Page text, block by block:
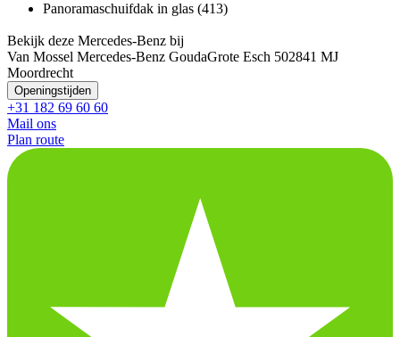
Panoramaschuifdak in glas (413)
Bekijk deze Mercedes-Benz bij
Van Mossel Mercedes-Benz GoudaGrote Esch 502841 MJ
Moordrecht
Openingstijden
+31 182 69 60 60
Mail ons
Plan route